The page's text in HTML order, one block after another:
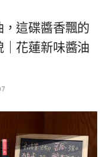
這碟醬香飄的
花蓮新味醬油